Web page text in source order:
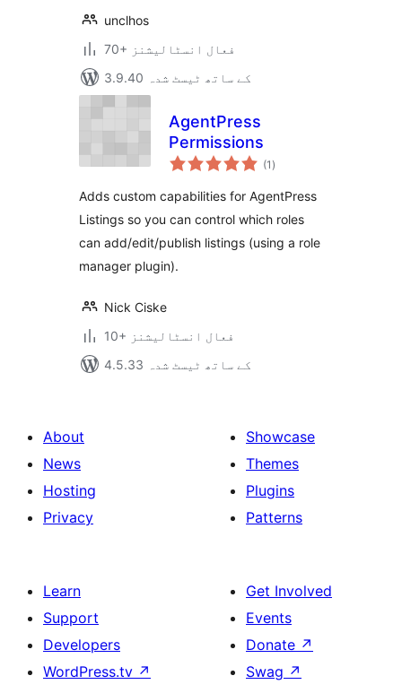
unclhos
70+ فعال انسٹالیشنز
3.9.40 کے ساتھ ٹیسٹ شدہ
AgentPress
Permissions
(1 مجموعی
درجہ
)
Adds custom capabilities for AgentPress
Listings so you can control which roles
can add/edit/publish listings (using a role
manager plugin).
Nick Ciske
10+ فعال انسٹالیشنز
4.5.33 کے ساتھ ٹیسٹ شدہ
About
News
Hosting
Privacy
Showcase
Themes
Plugins
Patterns
Learn
Support
Developers
WordPress.tv ↗
Get Involved
Events
Donate ↗
Swag ↗